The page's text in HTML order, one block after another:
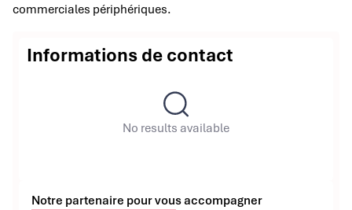
commerciales périphériques.
Informations de contact
No results available
Notre partenaire pour vous accompagner